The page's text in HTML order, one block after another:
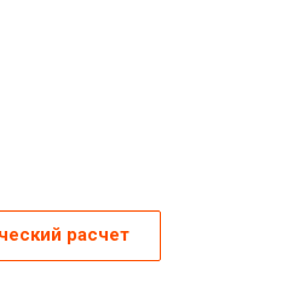
расчет